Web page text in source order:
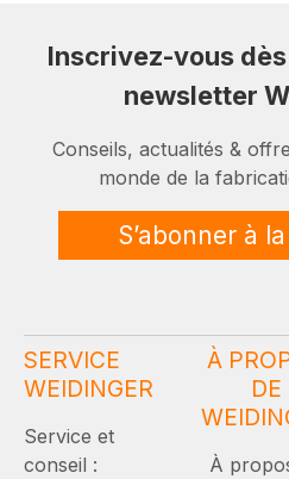
Inscrivez-vous
newsletter
Conseils, actualités &
monde de la
S’abonner à
SERVICE
WEIDINGER
Service et
conseil :
À
DE
À